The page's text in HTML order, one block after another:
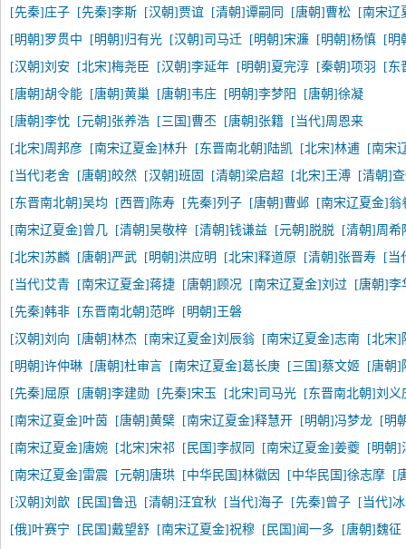
[先秦]庄子
[先秦]李斯 [汉朝]贾谊 [清朝]谭嗣同 [唐朝]曹松
[南宋辽
[明朝]罗贯中
[明朝]归有光 [汉朝]司马迁 [明朝]宋濂 [明朝]杨慎
[明
[汉朝]刘安
[北宋]梅尧臣 [汉朝]李延年 [明朝]夏完淳 [秦朝]项羽
[东
[唐朝]胡令能
[唐朝]黄巢 [唐朝]韦庄 [明朝]李梦阳
[唐朝]徐凝
[唐朝]李忱
[元朝]张养浩 [三国]曹丕 [唐朝]张籍
[当代]周恩来
[北宋]周邦彦
[南宋辽夏金]林升 [东晋南北朝]陆凯 [北宋]林逋
[南宋
[当代]老舍
[唐朝]皎然 [汉朝]班固 [清朝]梁启超 [北宋]王溥
[清朝]
[东晋南北朝]吴均
[西晋]陈寿 [先秦]列子 [唐朝]曹邺
[南宋辽夏金]翁
[南宋辽夏金]曾几
[清朝]吴敬梓 [清朝]钱谦益 [元朝]脱脱
[清朝]周希
[北宋]苏麟
[唐朝]严武 [明朝]洪应明 [北宋]释道原 [清朝]张晋寿
[当
[当代]艾青
[南宋辽夏金]蒋捷 [唐朝]顾况 [南宋辽夏金]刘过
[唐朝]李
[先秦]韩非
[东晋南北朝]范晔
[明朝]王磐
[汉朝]刘向
[唐朝]林杰 [南宋辽夏金]刘辰翁 [南宋辽夏金]志南
[北宋]
[明朝]许仲琳
[唐朝]杜审言 [南宋辽夏金]葛长庚 [三国]蔡文姬
[唐朝]
[先秦]屈原
[唐朝]李建勋 [先秦]宋玉 [北宋]司马光
[东晋南北朝]刘义
[南宋辽夏金]叶茵
[唐朝]黄檗 [南宋辽夏金]释慧开 [明朝]冯梦龙
[明
[南宋辽夏金]唐婉
[北宋]宋祁 [民国]李叔同 [南宋辽夏金]姜夔
[明朝]
[南宋辽夏金]雷震
[元朝]唐珙 [中华民国]林徽因 [中华民国]徐志摩
[
[汉朝]刘歆
[民国]鲁迅 [清朝]汪宜秋 [当代]海子 [先秦]曾子
[当代]
[俄]叶赛宁
[民国]戴望舒 [南宋辽夏金]祝穆 [民国]闻一多
[唐朝]魏征